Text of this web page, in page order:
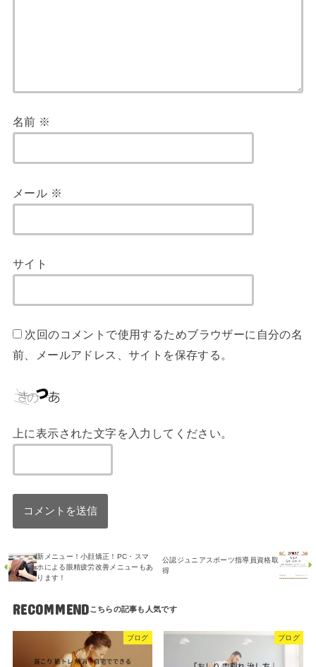
名前 ※
メール ※
サイト
次回のコメントで使用するためブラウザーに自分の名
前、メールアドレス、サイトを保存する。
上に表示された文字を入力してください。
新メニュー！小顔矯正！PC・スマ
ホによる眼精疲労改善メニューもあ
ります！
公認ジュニアスポーツ指導員資格取
得
RECOMMEND
ブログ ブログ